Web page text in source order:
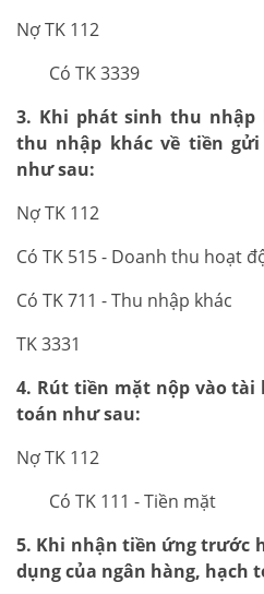
Nợ TK 112
Có TK 3339
3. Khi phát sinh thu nhập
thu nhập khác về tiền
như sau:
Nợ TK 112
Có TK 515 - Doanh thu hoạt
Có TK 711 - Thu nhập khác
TK 3331
4. Rút tiền mặt nộp vào tài
toán như sau:
Nợ TK 112
Có TK 111 - Tiền mặt
5. Khi nhận tiền ứng trước
dụng của ngân hàng, hạch